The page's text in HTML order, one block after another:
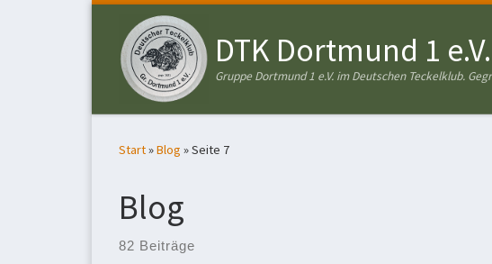
Zum Inhalt springen
DTK Dortmund 1 e.V.
Gruppe Dortmund 1 e.V. im Deutschen Teckelklub.
Start»Blog »Seite 7
Blog
82 Beiträge